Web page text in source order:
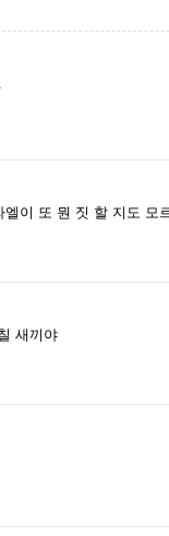
이 또 뭔 짓 할 지도 모
새끼야